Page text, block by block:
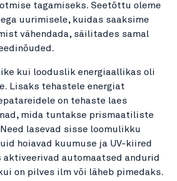
tagamiseks. Seetõttu oleme
uurimisele, kuidas saaksime
vähendada, säilitades samal
kui looduslik energiaallikas oli
Lisaks tehastele energiat
on tehaste laes
mida tuntakse prismaatiliste
lasevad sisse loomulikku
hoiavad kuumuse ja UV-kiired
aktiveerivad automaatsed andurid
on pilves ilm või läheb pimedaks.